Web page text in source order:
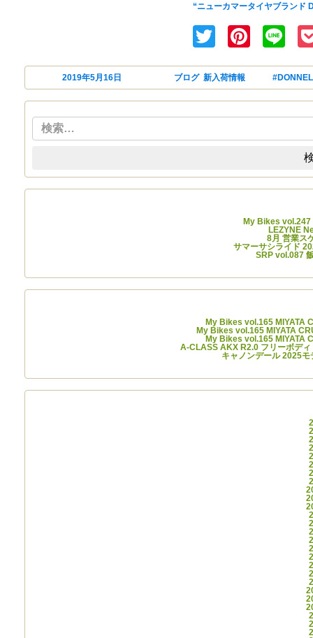
“ニューカマータイヤブランド
Twitter
2019年5月16日 ブログ, 新入荷情報
My Bikes vol.247
LEZYNE
8月 営業ス
サマーサシライド
SRP vol.087
My Bikes vol.165 MIYATA
My Bikes vol.165 MIYATA
My Bikes vol.165 MIYATA
A-CLASS AKX R2.0 フリーボディ
キャノンデール 2025モ